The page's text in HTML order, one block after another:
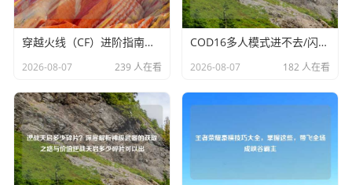
穿越火线（CF）进阶指南，深度解析CF调参背后的科学与艺术CF调参软件
2026-08-07 239 人在看
COD16多人模式进不去/闪退？全方位排查修复指南助你重返战场
2026-08-07 182 人在看